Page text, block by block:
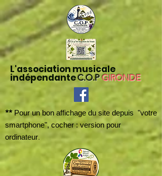
L'association musicale
indépendanteC.O.PGIRONDE
** Pour un bon affichage du site depuis "votre
smartphone", cocher : version pour
ordinateur.